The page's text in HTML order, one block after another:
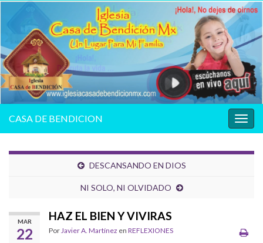
la
CASA DE BENDICION
DESCANSANDO EN DIOS
NI SOLO, NI OLVIDADO
MAR
22
HAZ EL BIEN Y VIVIRAS
Por Javier A. Martínez en REFLEXIONES